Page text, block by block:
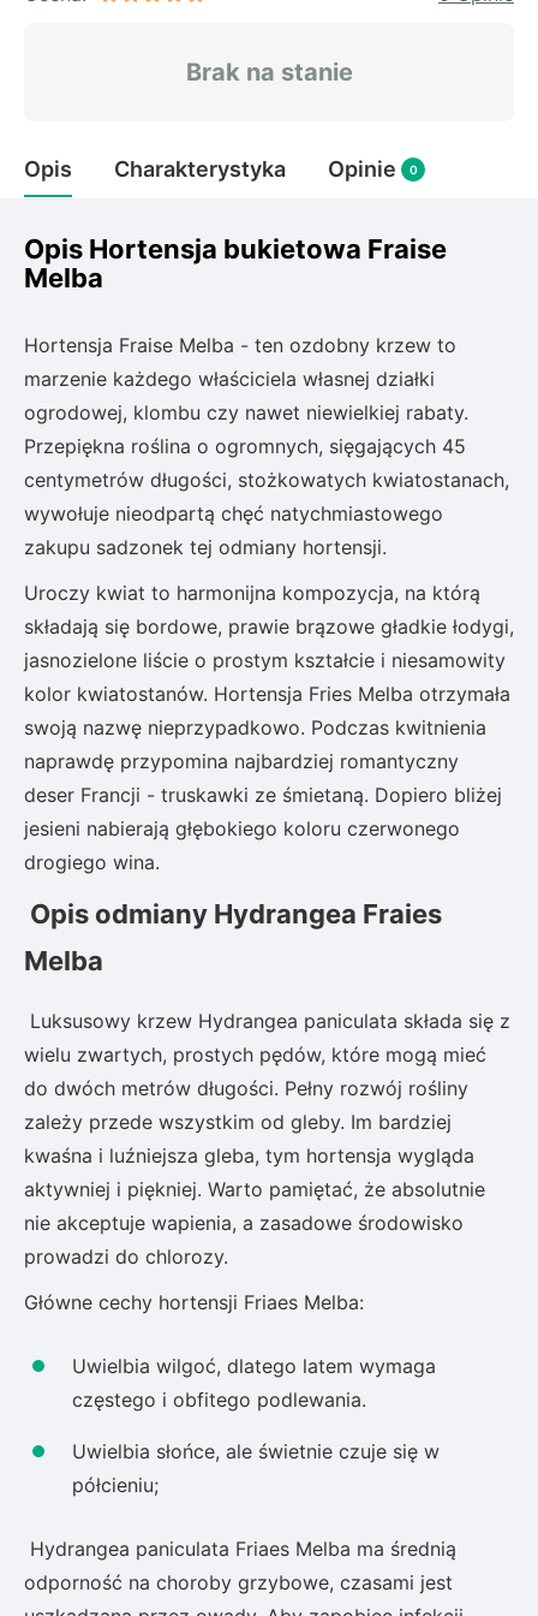
Turzyca (carex)
Różanecznik
Glicynia (wisteria)
Wiciokrzew
Bluszcz
Ewodia (tetradium daniellii)
Brak na stanie
Opis Charakterystyka Opinie 0
Opis Hortensja bukietowa Fraise
Melba
Hortensja Fraise Melba - ten ozdobny krzew to
marzenie każdego właściciela własnej działki
ogrodowej, klombu czy nawet niewielkiej rabaty.
Przepiękna roślina o ogromnych, sięgających 45
centymetrów długości, stożkowatych kwiatostanach,
wywołuje nieodpartą chęć natychmiastowego
zakupu sadzonek tej odmiany hortensji.
Uroczy kwiat to harmonijna kompozycja, na którą
składają się bordowe, prawie brązowe gładkie łodygi,
jasnozielone liście o prostym kształcie i niesamowity
kolor kwiatostanów. Hortensja Fries Melba otrzymała
swoją nazwę nieprzypadkowo. Podczas kwitnienia
naprawdę przypomina najbardziej romantyczny
deser Francji - truskawki ze śmietaną. Dopiero bliżej
jesieni nabierają głębokiego koloru czerwonego
drogiego wina.
Opis odmiany Hydrangea Fraies
Melba
Luksusowy krzew Hydrangea paniculata składa się z
wielu zwartych, prostych pędów, które mogą mieć
do dwóch metrów długości. Pełny rozwój rośliny
zależy przede wszystkim od gleby. Im bardziej
kwaśna i luźniejsza gleba, tym hortensja wygląda
aktywniej i piękniej. Warto pamiętać, że absolutnie
nie akceptuje wapienia, a zasadowe środowisko
prowadzi do chlorozy.
Główne cechy hortensji Friaes Melba:
Uwielbia wilgoć, dlatego latem wymaga
częstego i obfitego podlewania.
Uwielbia słońce, ale świetnie czuje się w
półcieniu;
Hydrangea paniculata Friaes Melba ma średnią
odporność na choroby grzybowe, czasami jest